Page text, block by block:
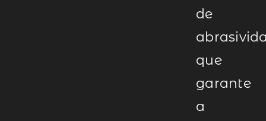
de
que
garante
a